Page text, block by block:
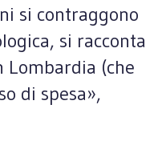
si contraggono
si racconta
Lombardia (che
di spesa»,